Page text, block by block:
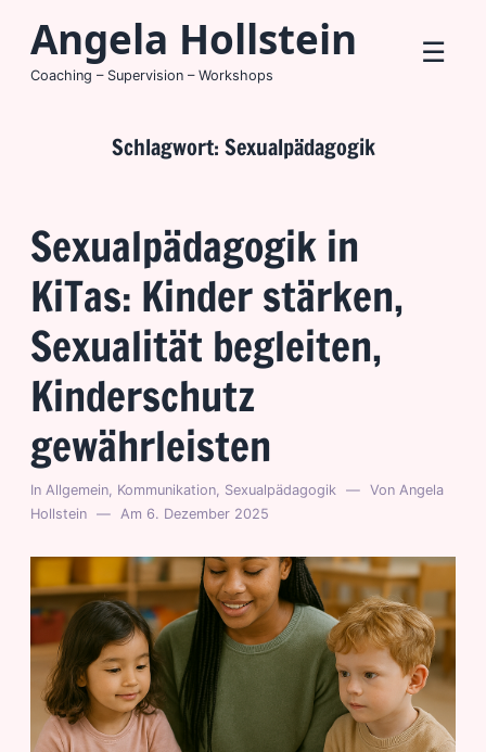
Inhalt
springen
Angela Hollstein
Coaching – Supervision – Workshops
☰
Schlagwort: Sexualpädagogik
Sexualpädagogik in
KiTas: Kinder stärken,
Sexualität begleiten,
Kinderschutz
gewährleisten
In Allgemein, Kommunikation, Sexualpädagogik Von Angela
Hollstein
Am 6. Dezember 2025